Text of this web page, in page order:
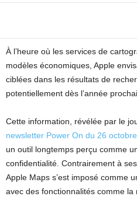
À l’heure où les services de
modèles économiques, Apple
ciblées dans les résultats de
potentiellement dès l’année
Cette information, révélée par le
newsletter Power On du 26
un outil longtemps perçu comme
confidentialité. Contrairement à
Apple Maps s’est imposé comme
avec des fonctionnalités comme la